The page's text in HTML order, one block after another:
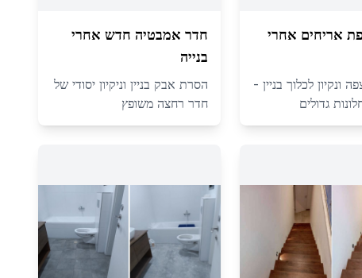
אריחים אחרי
ונקיון לכלוך בניין -
גדולים
חדר אמבטיה חדש אחרי
בנייה
הסרת אבק בניין וניקיון יסודי של
חדר רחצה משופץ